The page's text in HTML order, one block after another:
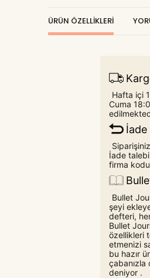
ÜRÜN ÖZELLIKLERI
Hafta içi
Cuma
İade
İade
firma
Bullet
şeyi
defteri,
Bullet
özellikleri
etmenizi
bu hazır
çabanızla
deniyor .